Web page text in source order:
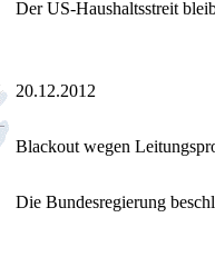
Der US-Haushaltsstreit
20.12.2012
Blackout wegen
Die Bundesregierung